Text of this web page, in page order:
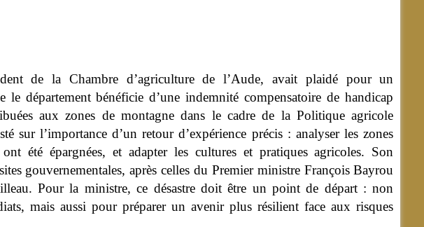
de la Chambre d’agriculture de l’Aude, avait plaidé pour un
le département bénéficie d’une indemnité compensatoire de handicap
aux zones de montagne dans le cadre de la Politique agricole
sur l’importance d’un retour d’expérience précis : analyser les zones
été épargnées, et adapter les cultures et pratiques agricoles. Son
gouvernementales, après celles du Premier ministre François Bayrou
Pour la ministre, ce désastre doit être un point de départ : non
mais aussi pour préparer un avenir plus résilient face aux risques